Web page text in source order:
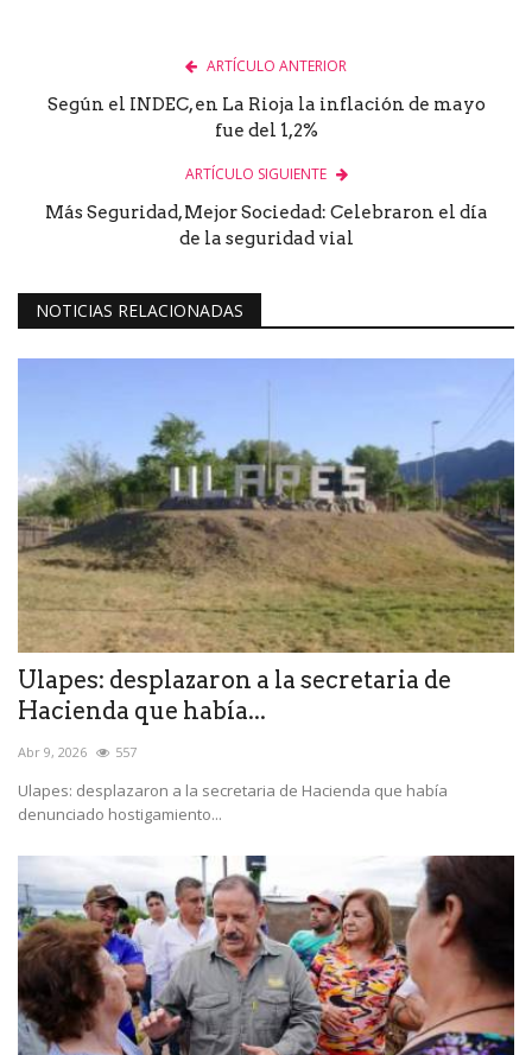
ARTÍCULO ANTERIOR
Según el INDEC, en La Rioja la inflación de mayo
fue del 1,2%
ARTÍCULO SIGUIENTE
Más Seguridad, Mejor Sociedad: Celebraron el día
de la seguridad vial
NOTICIAS RELACIONADAS
Ulapes: desplazaron a la secretaria de
Hacienda que había...
Abr 9, 2026 557
Ulapes: desplazaron a la secretaria de Hacienda que había
denunciado hostigamiento...